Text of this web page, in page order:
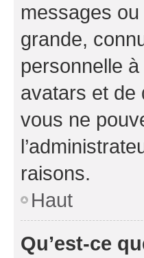
messages
grande,
personnelle à
avatars et de
vous ne
raisons.
Haut
Qu’est-ce